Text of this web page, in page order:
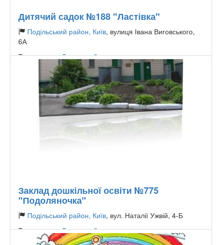
Дитячий садок №188 "Ластівка"
Подільський район, Київ, вулиця Івана Виговського,
6А
Тип садочку:Державний
Заклад дошкільної освіти №775
"Подоляночка"
Подільський район, Київ, вул. Наталії Ужвій, 4-Б
Тип садочку:Державний